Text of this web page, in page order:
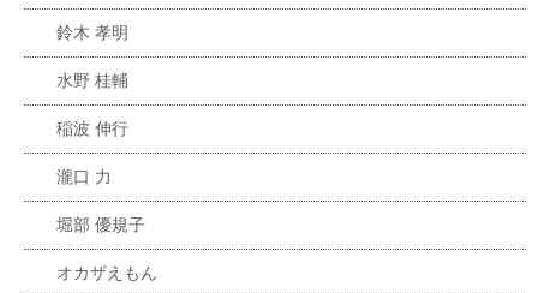
鈴木 孝明
水野 桂輔
稲波 伸行
瀧口 力
堀部 優規子
オカザえもん